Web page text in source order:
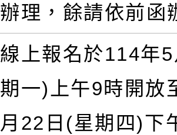
辦理，餘請依前函
線上報名於114年
期一)上午9時開放
月22日(星期四)下